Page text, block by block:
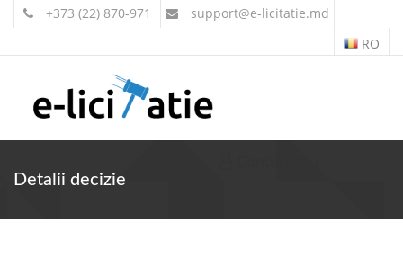
+373 (22) 870-971 support@e-licitatie.md
RO
Detalii decizie